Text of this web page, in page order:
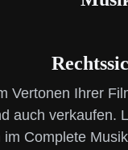
Vertonen Ihrer
auch
Complete